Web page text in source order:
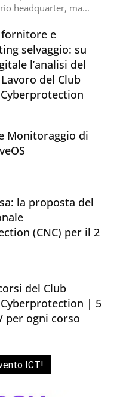
headquarter, ma...
e
selvaggio: su
l’analisi del
del Club
Monitoraggio di
la proposta del
(CNC) per il 2
del Club
| 5
per ogni corso
ICT!